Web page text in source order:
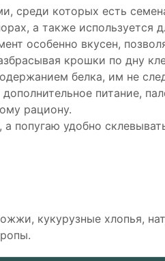
среди которых есть
а также используется
особенно вкусен,
крошки по дну
белка, им не
питание,
рациону.
попугаю удобно
кукурузные хлопья,